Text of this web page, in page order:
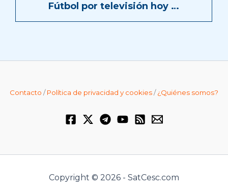
Fútbol por televisión hoy …
Contacto /Política de privacidad y cookies/¿Quiénes somos?
Copyright © 2026 - SatCesc.com